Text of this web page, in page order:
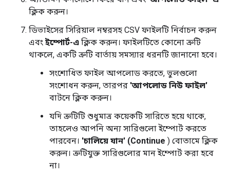
ক্লিক করুন।
ডিভাইসের সিরিয়াল নম্বরসহ CSV ফাইলটি নির্বাচন করুন
এবং ইম্পোর্ট-এ ক্লিক করুন। ফাইলটিতে কোনো ত্রুটি
থাকলে, একটি ত্রুটি বার্তায় সমস্যার ধরনটি জানানো হবে।
সংশোধিত ফাইল আপলোড করতে, ভুলগুলো
সংশোধন করুন, তারপর 'আপলোড নিউ ফাইল'
বাটনে ক্লিক করুন।
যদি ত্রুটিটি শুধুমাত্র কয়েকটি সারিতে হয়ে থাকে,
তাহলেও আপনি অন্য সারিগুলো ইম্পোর্ট করতে
পারবেন। 'চালিয়ে যান' (Continue ) বোতামে ক্লিক
করুন। ত্রুটিযুক্ত সারিগুলোর মান ইম্পোর্ট করা হবে
না।